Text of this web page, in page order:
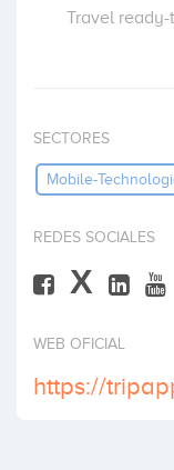
Travel
SECTORES
Mobile-
REDES SOCIALES
X
WEB OFICIAL
https://